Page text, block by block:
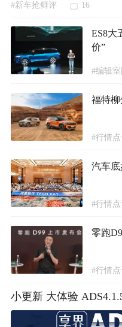
#新车抢鲜评 16
ES8大
价”
#编辑
福特柳
#行情
汽车
#行情
零跑
#行情
小更新 大体验